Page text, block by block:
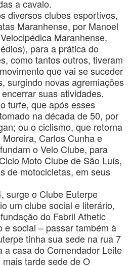
a cavalo.
diversos clubes esportivos,
Maranhense, por Manoel
Maranhense,
para a prática do
como tantos outros, tiveram
que vai se suceder
surgindo novas agremiações
suas atividades.
turfe, que após esses
na década de 50, por
ou o ciclismo, que retorna
Carlos Cunha e
o Velo Clube, para
Moto Clube de São Luís,
de motocicletas, em seus
surge o Clube Euterpe
um clube social e literário,
do Fabril Athetic
social – passar também à
tinha sua sede na rua 7
a casa do Comendador Leite
tarde sede de O